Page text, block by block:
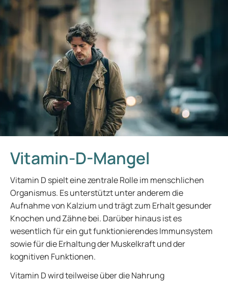
Vitamin-D-Mangel
Vitamin D spielt eine zentrale Rolle im menschlichen
Organismus. Es unterstützt unter anderem die
Aufnahme von Kalzium und trägt zum Erhalt gesunder
Knochen und Zähne bei. Darüber hinaus ist es
wesentlich für ein gut funktionierendes Immunsystem
sowie für die Erhaltung der Muskelkraft und der
kognitiven Funktionen.
Vitamin D wird teilweise über die Nahrung